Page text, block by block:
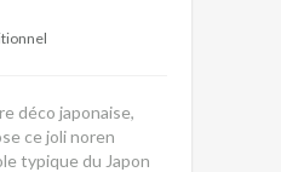
déco japonaise,
ce joli noren
typique du Japon